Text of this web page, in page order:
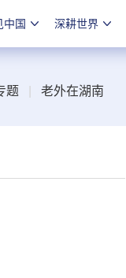
中国 深耕世界
题 老外在湖南